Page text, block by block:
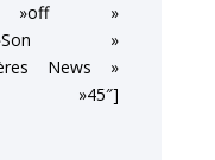
»off »
»Son »
News »
»45″]